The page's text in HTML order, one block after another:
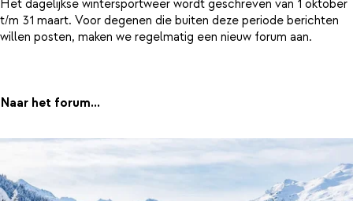
Het dagelijkse wintersportweer wordt geschreven van 1 oktober
t/m 31 maart. Voor degenen die buiten deze periode berichten
willen posten, maken we regelmatig een nieuw forum aan.
Naar het forum...